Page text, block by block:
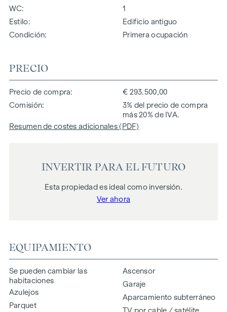
WC
1
Estilo
Edificio antiguo
Condición
Primera ocupación
PRECIO
Precio de compra
€ 293.500,00
Comisión
3% del precio de compra
más 20% de IVA.
Resumen de costes adicionales (PDF)
INVERTIR PARA EL FUTURO
Esta propiedad es ideal como inversión.
Ver ahora
EQUIPAMIENTO
Se pueden cambiar las
habitaciones
Azulejos
Parquet
Ascensor
Garaje
Aparcamiento subterráneo